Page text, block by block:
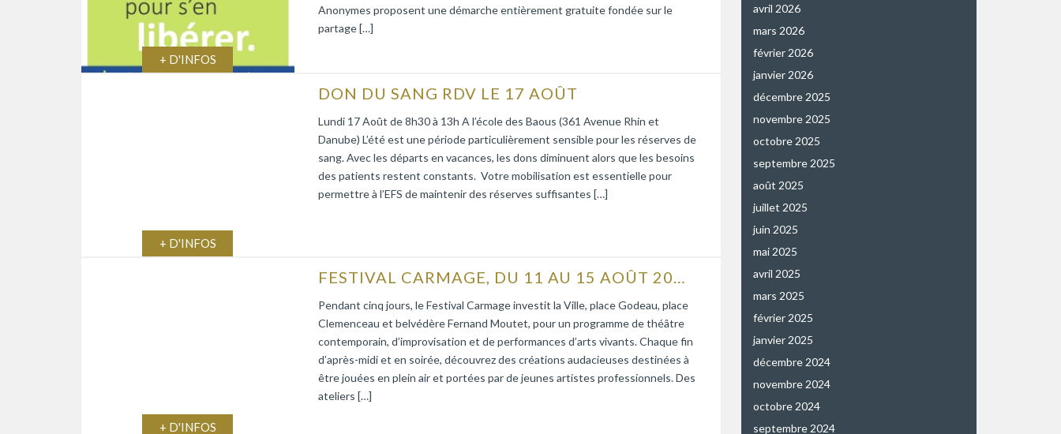
+ D'INFOS
Anonymes proposent une démarche entièrement gratuite fondée sur le
partage […]
+ D'INFOS
DON DU SANG RDV LE 17 AOÛT
Lundi 17 Août de 8h30 à 13h A l’école des Baous (361 Avenue Rhin et
Danube) L’été est une période particulièrement sensible pour les réserves de
sang. Avec les départs en vacances, les dons diminuent alors que les besoins
des patients restent constants. Votre mobilisation est essentielle pour
permettre à l’EFS de maintenir des réserves suffisantes […]
+ D'INFOS
FESTIVAL CARMAGE, DU 11 AU 15 AOÛT 2026
Pendant cinq jours, le Festival Carmage investit la Ville, place Godeau, place
Clemenceau et belvédère Fernand Moutet, pour un programme de théâtre
contemporain, d’improvisation et de performances d’arts vivants. Chaque fin
d’après-midi et en soirée, découvrez des créations audacieuses destinées à
être jouées en plein air et portées par de jeunes artistes professionnels. Des
ateliers […]
avril 2026
mars 2026
février 2026
janvier 2026
décembre 2025
novembre 2025
octobre 2025
septembre 2025
août 2025
juillet 2025
juin 2025
mai 2025
avril 2025
mars 2025
février 2025
janvier 2025
décembre 2024
novembre 2024
octobre 2024
septembre 2024